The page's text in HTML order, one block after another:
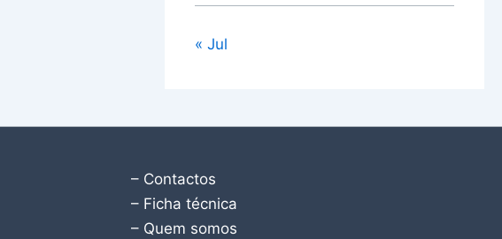
« Jul
– Contactos
– Ficha técnica
– Quem somos